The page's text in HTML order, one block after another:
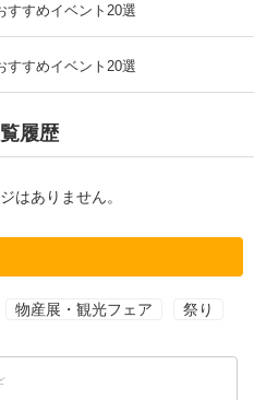
すすめイベント20選
すすめイベント20選
履歴
はありません。
物産展・観光フェア 祭り